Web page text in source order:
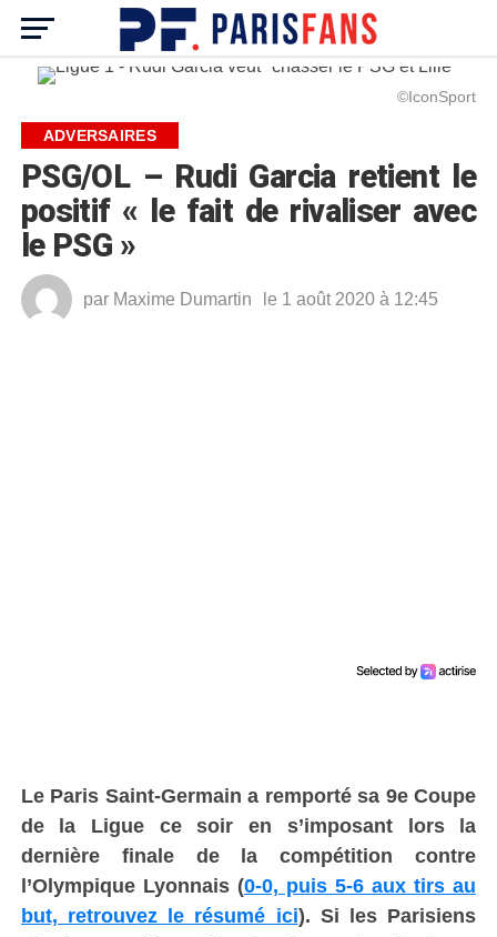
©IconSport
ADVERSAIRES
PSG/OL – Rudi Garcia retient le
positif « le fait de rivaliser avec
le PSG »
par Maxime Dumartin le 1 août 2020 à 12:45
Le Paris Saint-Germain a remporté sa 9e Coupe
de la Ligue ce soir en s’imposant lors la
dernière finale de la compétition contre
l’Olympique Lyonnais (0-0, puis 5-6 aux tirs au
but, retrouvez le résumé ici). Si les Parisiens